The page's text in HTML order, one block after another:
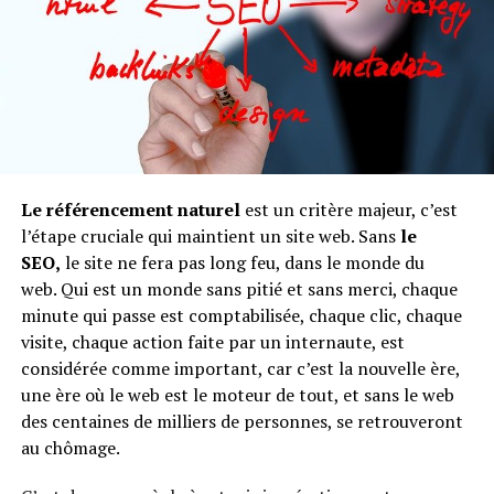
quelques talents pour écrire des emails qui
convertissent.
Pour attirer les prospects dans votre liste, vous devez
leur donner quelque chose. Vous connaissez sûrement
l’adage : il faut savoir donner pour recevoir. Alors
n’hésitez pas à faire un beau cadeau. Cela peut être un
des tests, des séminaires, des scripts, des logiciels, etc.
Considérez qu’avoir une liste, c’est comme la séduction.
Vous allez aguicher vos prospects pour, un jour, les
mettre non pas dans votre lit mais dans votre poche.
Les 13 étapes de configuration de
l’extension Akismet
Connectez-vous à http://wordpress.com et laissez-vous
Cliquez sur l’onglet « démarrer », un formulaire
d’inscription vous est alors proposé. Ce formulaire
s’adresse à ceux qui souhaitent s’inscrire sur
wordpress.com pour créer gratuitement un blog. En
ce qui nous concerne, nous souhaitons simplement
disposer d’un compte utilisateur de WordPress.
Par conséquent vous allez cliquer sur « vous
inscrire » pour « seulement un nom d’utilisateur ».
C’est parti ! Renseignez votre adresse mail, un nom
d’utilisateur (WordPress en affiche un mais vous
pouvez le changer) et un mot de passe. Cliquez sur
Le référencement naturel est un critère majeur, c’est
l’étape cruciale qui maintient un site web. Sansle
SEO, le site ne fera pas long feu, dans le monde du
web.Qui est un monde sans pitié et sans merci, chaque
minute qui passe est comptabilisée, chaque clic, chaque
visite, chaque action faite par un internaute, est
considérée comme important, car c’est la nouvelle ère,
une ère où le web est le moteur de tout, et sans le web
des centaines de milliers de personnes, se retrouveront
au chômage.